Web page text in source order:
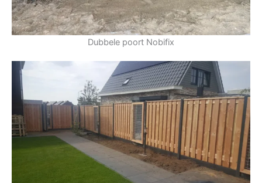
Dubbele poort Nobifix